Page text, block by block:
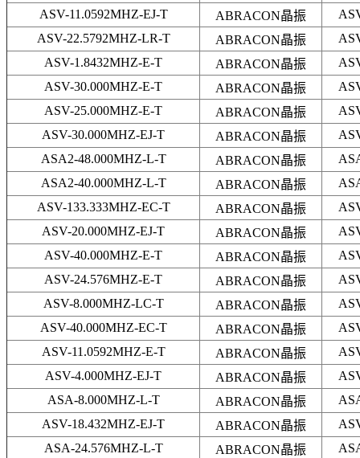
ASV-11.0592MHZ-EJ-T
ABRACON晶振
ASV-22.5792MHZ-LR-T
ABRACON晶振
ASV-1.8432MHZ-E-T
ABRACON晶振
ASV-30.000MHZ-E-T
ABRACON晶振
ASV-25.000MHZ-E-T
ABRACON晶振
ASV-30.000MHZ-EJ-T
ABRACON晶振
ASA2-48.000MHZ-L-T
ABRACON晶振
ASA2-40.000MHZ-L-T
ABRACON晶振
ASV-133.333MHZ-EC-T
ABRACON晶振
ASV-20.000MHZ-EJ-T
ABRACON晶振
ASV-40.000MHZ-E-T
ABRACON晶振
ASV-24.576MHZ-E-T
ABRACON晶振
ASV-8.000MHZ-LC-T
ABRACON晶振
ASV-40.000MHZ-EC-T
ABRACON晶振
ASV-11.0592MHZ-E-T
ABRACON晶振
ASV-4.000MHZ-EJ-T
ABRACON晶振
ASA-8.000MHZ-L-T
ABRACON晶振
ASV-18.432MHZ-EJ-T
ABRACON晶振
ASA-24.576MHZ-L-T
ABRACON晶振